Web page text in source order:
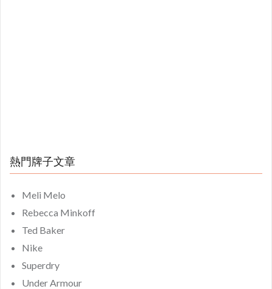
熱門牌子文章
Meli Melo
Rebecca Minkoff
Ted Baker
Nike
Superdry
Under Armour